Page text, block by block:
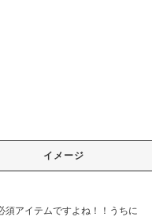
イメージ
須アイテムですよね！！うちに